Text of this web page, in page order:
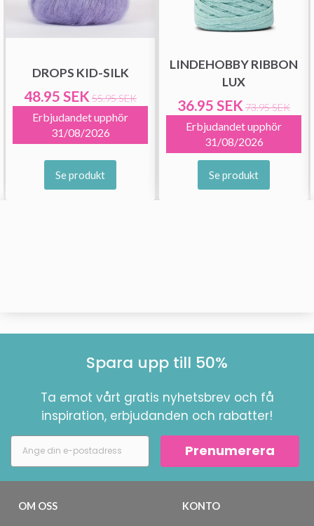
DROPS KID-SILK
48.95 SEK 55.95 SEK
Erbjudandet upphör
31/08/2026
Se produkt
LINDEHOBBY RIBBON
LUX
36.95 SEK 73.95 SEK
Erbjudandet upphör
31/08/2026
Se produkt
Spara upp till 50%
Ta emot vårt gratis nyhetsbrev och få
inspiration, erbjudanden och rabatter!
Prenumerera
OM OSS KONTO